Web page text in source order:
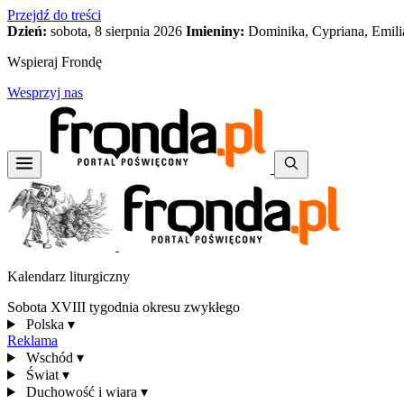
Przejdź do treści
Dzień: sobota, 8 sierpnia 2026 Imieniny: Dominika, Cypriana,
Wspieraj Frondę
Wesprzyj nas
Kalendarz liturgiczny
Sobota XVIII tygodnia okresu zwykłego
Polska ▾
Reklama
Wschód ▾
Świat ▾
Duchowość i wiara ▾